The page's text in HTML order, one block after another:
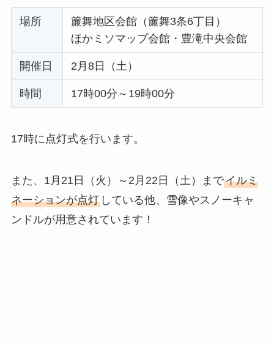
場所
簾舞地区会館（簾舞3条6丁目）
ほかミソマップ会館・豊滝中央会館
開催日 2月8日（土）
時間 17時00分～19時00分
17時に点灯式を行います。
また、1月21日（火）～2月22日（土）までイルミ
ネーションが点灯している他、雪像やスノーキャ
ンドルが用意されています！